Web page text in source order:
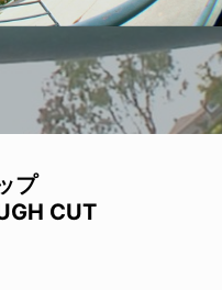
プ
CUT